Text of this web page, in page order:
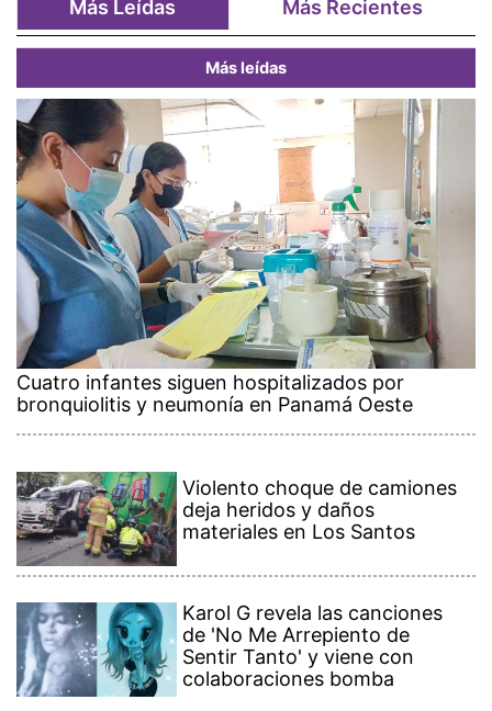
Más Leídas Más Recientes
Más leídas
Cuatro infantes siguen hospitalizados por
bronquiolitis y neumonía en Panamá Oeste
Violento choque de camiones
deja heridos y daños
materiales en Los Santos
Karol G revela las canciones
de 'No Me Arrepiento de
Sentir Tanto' y viene con
colaboraciones bomba